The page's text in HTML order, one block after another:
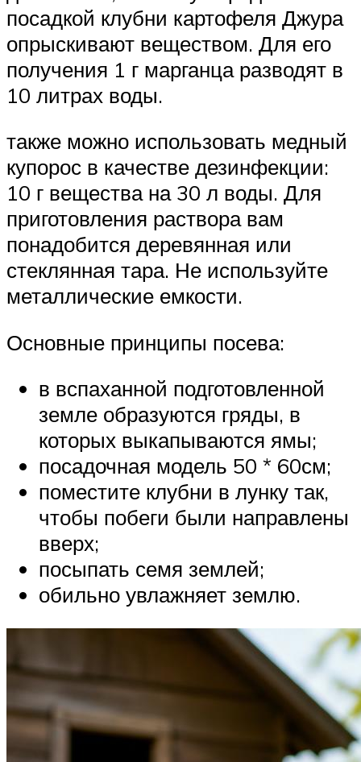
посадкой клубни картофеля Джура
опрыскивают веществом. Для его
получения 1 г марганца разводят в
10 литрах воды.
также можно использовать медный
купорос в качестве дезинфекции:
10 г вещества на 30 л воды. Для
приготовления раствора вам
понадобится деревянная или
стеклянная тара. Не используйте
металлические емкости.
Основные принципы посева:
в вспаханной подготовленной
земле образуются гряды, в
которых выкапываются ямы;
посадочная модель 50 * 60см;
поместите клубни в лунку так,
чтобы побеги были направлены
вверх;
посыпать семя землей;
обильно увлажняет землю.